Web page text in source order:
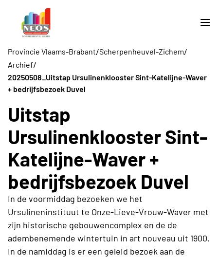
Provincie Vlaams-Brabant/Scherpenheuvel-Zichem/
Archief/
20250508_Uitstap Ursulinenklooster Sint-Katelijne-Waver
+ bedrijfsbezoek Duvel
Uitstap
Ursulinenklooster Sint-
Katelijne-Waver +
bedrijfsbezoek Duvel
In de voormiddag bezoeken we het
Ursulineninstituut te Onze-Lieve-Vrouw-Waver met
zijn historische gebouwencomplex en de de
adembenemende wintertuin in art nouveau uit 1900.
In de namiddag is er een geleid bezoek aan de